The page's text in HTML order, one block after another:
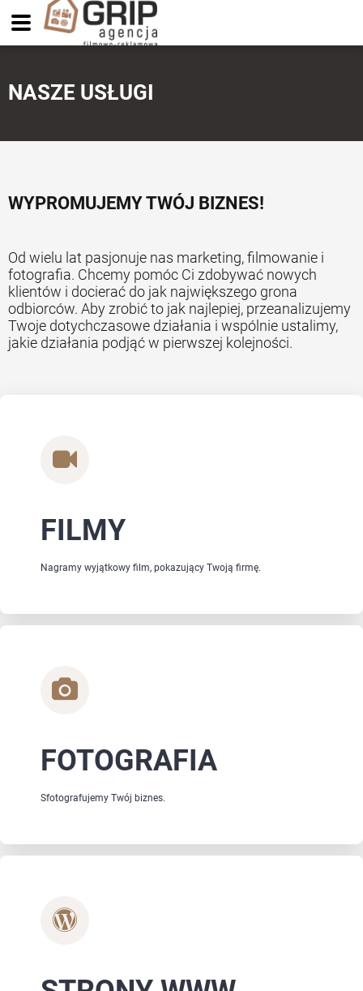
NASZE USŁUGI
WYPROMUJEMY TWÓJ BIZNES!
Od wielu lat pasjonuje nas marketing, filmowanie i
fotografia. Chcemy pomóc Ci zdobywać nowych
klientów i docierać do jak największego grona
odbiorców. Aby zrobić to jak najlepiej, przeanalizujemy
Twoje dotychczasowe działania i wspólnie ustalimy,
jakie działania podjąć w pierwszej kolejności.
FILMY
Nagramy wyjątkowy film, pokazujący Twoją firmę.
FOTOGRAFIA
Sfotografujemy Twój biznes.